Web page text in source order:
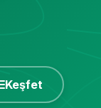
Keşfet